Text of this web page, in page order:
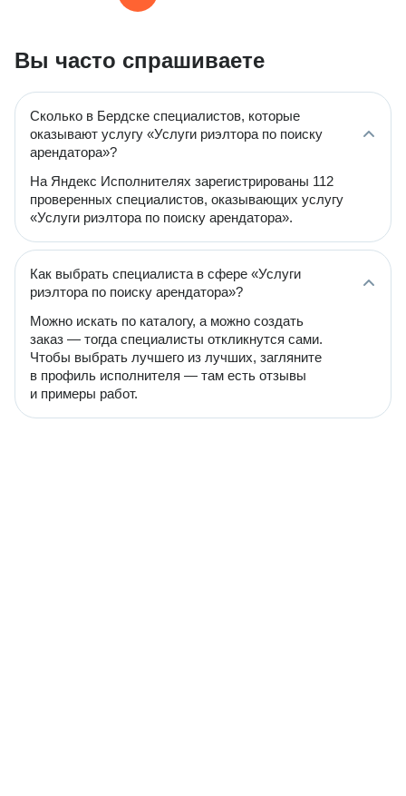
Вы часто спрашиваете
Сколько в Бердске специалистов, которые
оказывают услугу «Услуги риэлтора по поиску
арендатора»?
На Яндекс Исполнителях зарегистрированы 112
проверенных специалистов, оказывающих услугу
«Услуги риэлтора по поиску арендатора».
Как выбрать специалиста в сфере «Услуги
риэлтора по поиску арендатора»?
Можно искать по каталогу, а можно создать
заказ — тогда специалисты откликнутся сами.
Чтобы выбрать лучшего из лучших, загляните
в профиль исполнителя — там есть отзывы
и примеры работ.